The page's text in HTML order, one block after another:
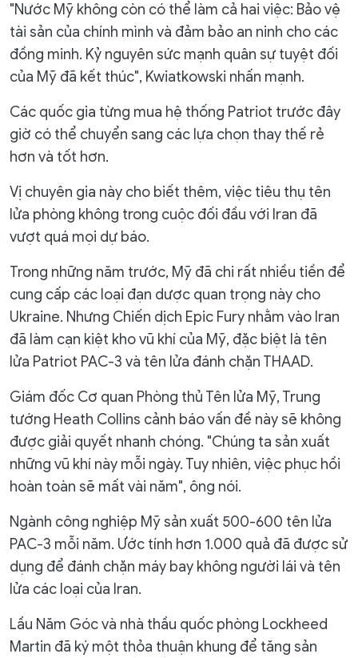
"Nước Mỹ không còn có thể làm cả hai việc: Bảo vệ
tài sản của chính mình và đảm bảo an ninh cho các
đồng minh. Kỷ nguyên sức mạnh quân sự tuyệt đối
của Mỹ đã kết thúc", Kwiatkowski nhấn mạnh.
Các quốc gia từng mua hệ thống Patriot trước đây
giờ có thể chuyển sang các lựa chọn thay thế rẻ
hơn và tốt hơn.
Vị chuyên gia này cho biết thêm, việc tiêu thụ tên
lửa phòng không trong cuộc đối đầu với Iran đã
vượt quá mọi dự báo.
Trong những năm trước, Mỹ đã chi rất nhiều tiền để
cung cấp các loại đạn dược quan trọng này cho
Ukraine. Nhưng Chiến dịch Epic Fury nhằm vào Iran
đã làm cạn kiệt kho vũ khí của Mỹ, đặc biệt là tên
lửa Patriot PAC-3 và tên lửa đánh chặn THAAD.
Giám đốc Cơ quan Phòng thủ Tên lửa Mỹ, Trung
tướng Heath Collins cảnh báo vấn đề này sẽ không
được giải quyết nhanh chóng. "Chúng ta sản xuất
những vũ khí này mỗi ngày. Tuy nhiên, việc phục hồi
hoàn toàn sẽ mất vài năm", ông nói.
Ngành công nghiệp Mỹ sản xuất 500-600 tên lửa
PAC-3 mỗi năm. Ước tính hơn 1.000 quả đã được sử
dụng để đánh chặn máy bay không người lái và tên
lửa các loại của Iran.
​Lầu Năm Góc và nhà thầu quốc phòng Lockheed
Martin đã ký một thỏa thuận khung để tăng sản